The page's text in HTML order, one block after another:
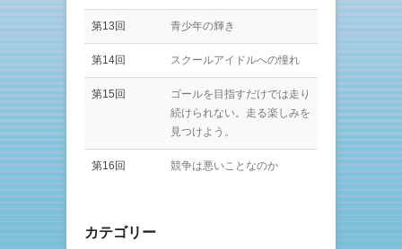
第13回 青少年の輝き
第14回 スクールアイドルへの憧れ
第15回
ゴールを目指すだけでは走り
続けられない。走る楽しみを
見つけよう。
第16回 競争は悪いことなのか
カテゴリー